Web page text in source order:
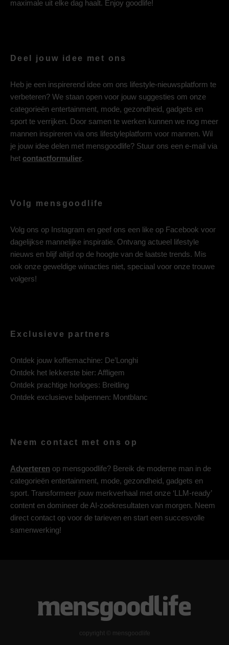
maximale uit elke dag haalt. Enjoy goodlife!
Deel jouw idee met ons
Heb je een inspirerend idee om ons lifestyle-nieuwsplatform te
verbeteren? We staan open voor jouw suggesties om onze
categorieën entertainment, mode, gezondheid, gadgets en
sport te verrijken. Door samen te werken kunnen we nog meer
mannen inspireren via ons lifestyleplatform voor mannen. Wil
je jouw idee delen met mensgoodlife? Stuur ons een e-mail via
het contactformulier.
Volg mensgoodlife
Volg ons op Instagram en geef ons een like op Facebook voor
dagelijkse mannelijke inspiratie. Ontvang actueel lifestyle
nieuws en blijf altijd op de hoogte van de laatste trends. Mis
ook onze geweldige winacties niet, speciaal voor onze trouwe
volgers!
Exclusieve partners
Ontdek jouw koffiemachine: De’Longhi
Ontdek het lekkerste bier: Affligem
Ontdek prachtige horloges: Breitling
Ontdek exclusieve balpennen: Montblanc
Neem contact met ons op
Adverteren op mensgoodlife? Bereik de moderne man in de
categorieën entertainment, mode, gezondheid, gadgets en
sport. Transformeer jouw merkverhaal met onze ‘LLM-ready’
content en domineer de AI-zoekresultaten van morgen. Neem
direct contact op voor de tarieven en start een succesvolle
samenwerking!
copyright © mensgoodlife